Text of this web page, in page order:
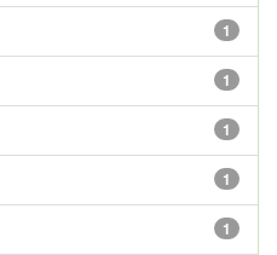
1
1
1
1
1